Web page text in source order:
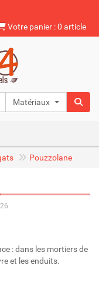
Votre panier : 0 article
Matériaux naturels
Pouzzolane
: dans les mortiers de
et les enduits.